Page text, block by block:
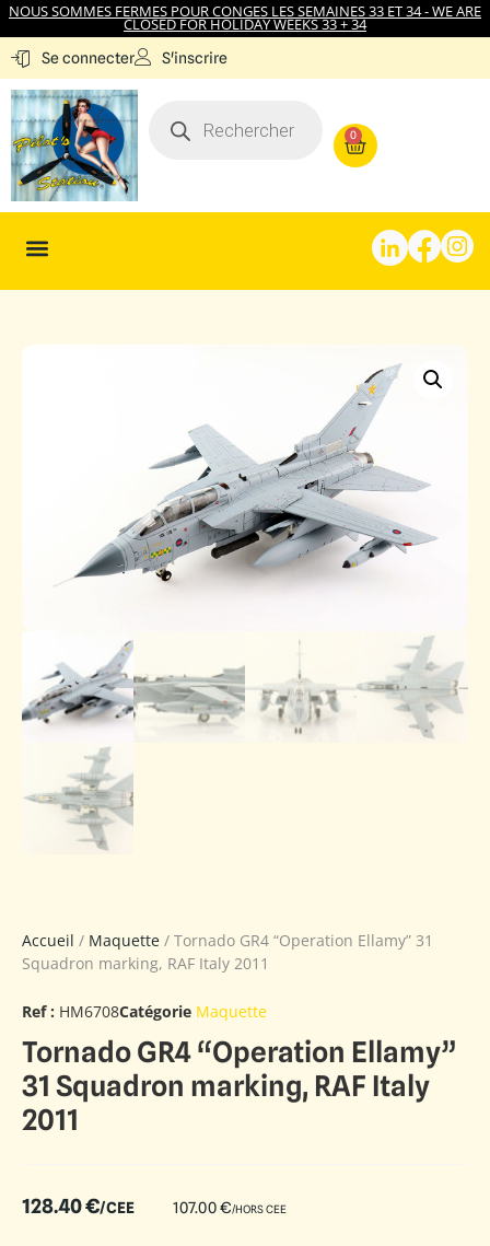
NOUS SOMMES FERMES POUR CONGES LES SEMAINES 33 ET 34 - WE ARE
CLOSED FOR HOLIDAY WEEKS 33 + 34
Se connecter S'inscrire
0
Accueil / Maquette / Tornado GR4 “Operation Ellamy” 31
Squadron marking, RAF Italy 2011
Ref : HM6708Catégorie Maquette
Tornado GR4 “Operation Ellamy”
31 Squadron marking, RAF Italy
2011
128.40€/CEE 107.00€/HORS CEE